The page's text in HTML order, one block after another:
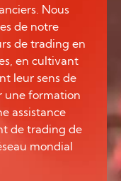
Nous
de notre
de trading en
en cultivant
leur sens de
une formation
assistance
de trading de
mondial